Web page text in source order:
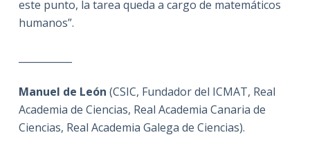
este punto, la tarea queda a cargo de matemáticos
humanos”.
Manuel de León (CSIC, Fundador del ICMAT, Real
Academia de Ciencias, Real Academia Canaria de
Ciencias, Real Academia Galega de Ciencias).